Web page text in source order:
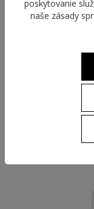
poskytovanie
naše zásady